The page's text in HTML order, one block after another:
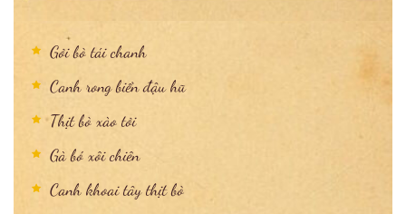
Gỏi bò tái chanh
Canh rong biển đậu hũ
Thịt bò xào tỏi
Gà bó xôi chiên
Canh khoai tây thịt bò